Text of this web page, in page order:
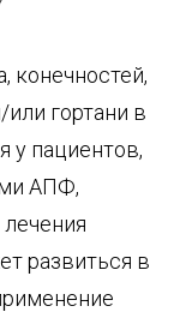
конечностей,
или гортани в
у пациентов,
АПФ,
развиться в